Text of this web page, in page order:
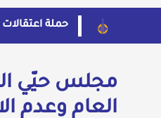
حملة
مهرجان
بسبب موجة الحر
ضبط شحنة
مجلس حيّي
العام وعدم